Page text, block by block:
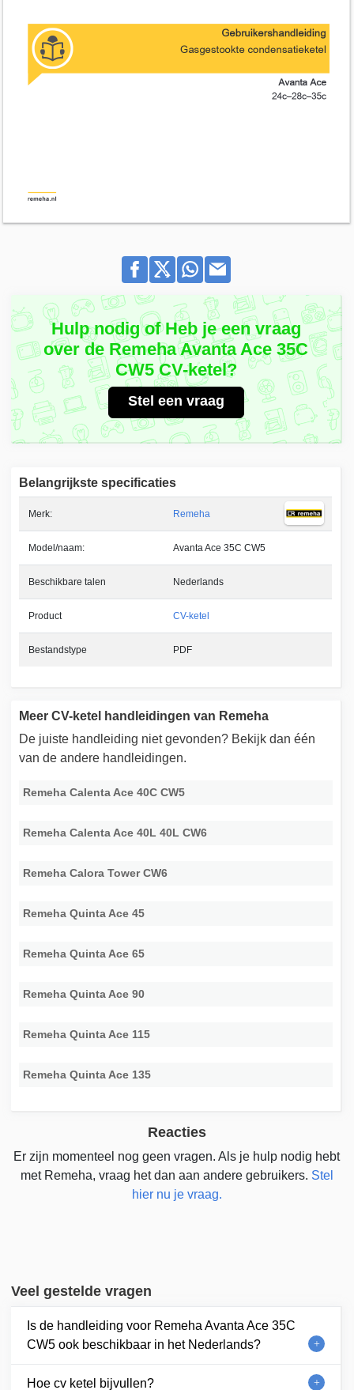
Hulp nodig of Heb je een vraag
over de Remeha Avanta Ace 35C
CW5 CV-ketel?
Stel een vraag
Belangrijkste specificaties
Merk: Remeha
Model/naam: Avanta Ace 35C CW5
Beschikbare talen Nederlands
Product CV-ketel
Bestandstype PDF
Meer CV-ketel handleidingen van Remeha
De juiste handleiding niet gevonden? Bekijk dan één
van de andere handleidingen.
Remeha Calenta Ace 40C CW5
Remeha Calenta Ace 40L 40L CW6
Remeha Calora Tower CW6
Remeha Quinta Ace 45
Remeha Quinta Ace 65
Remeha Quinta Ace 90
Remeha Quinta Ace 115
Remeha Quinta Ace 135
Reacties
Er zijn momenteel nog geen vragen. Als je hulp nodig hebt
met Remeha, vraag het dan aan andere gebruikers. Stel
hier nu je vraag.
Veel gestelde vragen
Is de handleiding voor Remeha Avanta Ace 35C
CW5 ook beschikbaar in het Nederlands?
Hoe cv ketel bijvullen?